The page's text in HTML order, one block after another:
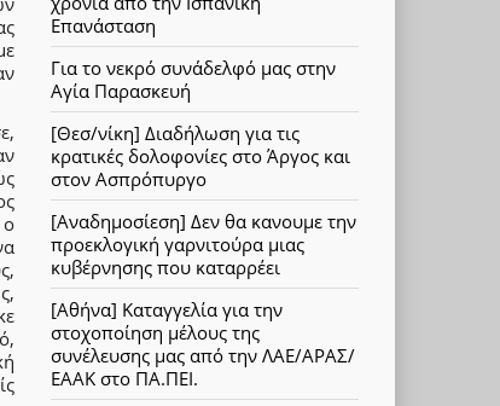
ο
Επανάσταση
Για το νεκρό συνάδελφό μας στην
Αγία Παρασκευή
[Θεσ/νίκη] Διαδήλωση για τις
κρατικές δολοφονίες στο Άργος και
στον Ασπρόπυργο
[Αναδημοσίεση] Δεν θα κανουμε την
προεκλογική γαρνιτούρα μιας
κυβέρνησης που καταρρέει
[Αθήνα] Καταγγελία για την
στοχοποίηση μέλους της
συνέλευσης μας από την ΛΑΕ/ΑΡΑΣ/
ΕΑΑΚ στο ΠΑ.ΠΕΙ.